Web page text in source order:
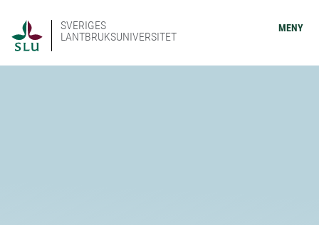
SVERIGES
LANTBRUKSUNIVERSITET
MENY